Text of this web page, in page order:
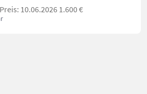
10.06.2026 1.600 €